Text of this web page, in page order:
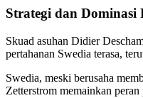
Strategi dan Dominasi
Skuad asuhan Didier
pertahanan Swedia terasa,
Swedia, meski berusaha
Zetterstrom memainkan